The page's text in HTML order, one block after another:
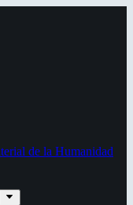
de la Humanidad